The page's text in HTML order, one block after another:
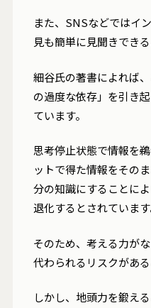
また、SNSなどではイ
見も簡単に見聞きでき
細谷氏の著書によれば
の過度な依存」を引き
ています。
思考停止状態で情報を
ットで得た情報をその
分の知識にすることに
退化するとされています
そのため、考える力が
代わられるリスクがあ
しかし、地頭力を鍛え